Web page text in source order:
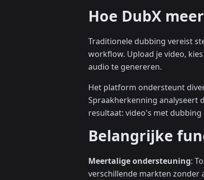
Hoe DubX
Traditionele dubbing vereist
workflow. Upload je video,
audio te genereren.
Het platform ondersteunt
Spraakherkenning analyseert
resultaat: video's met
Belangrijke
Meertalige ondersteuning:
verschillende markten